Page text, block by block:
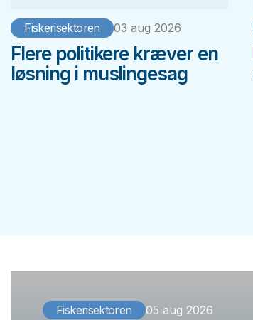
Fiskerisektoren 03 aug 2026
Flere politikere kræver en
løsning i muslingesag
Fiskerisektoren 05 aug 2026